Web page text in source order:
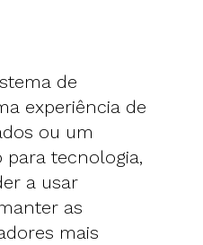
de
experiência de
ou um
para tecnologia,
a usar
as
mais